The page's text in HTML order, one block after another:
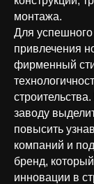
монтажа.
Для
привлечения
фирменный
заводу
повысить
компаний и
бренд,
инновации в